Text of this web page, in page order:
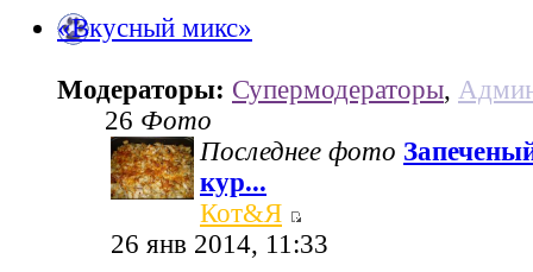
«Вкусный микс»
Модераторы: Супермодераторы,
26 Фото
Последнее фото
кур...
Кот&Я
26 янв 2014, 11:33